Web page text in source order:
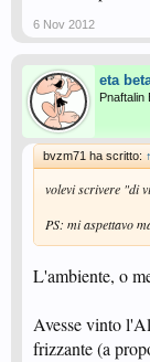
6 Nov 2012
eta
Pnaftalin
bvzm71 ha scritto: ↑
volevi scrivere "di
PS: mi aspettavo
L'ambiente, o
Avesse vinto
frizzante (a